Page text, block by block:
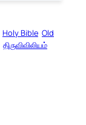
Holy Bible Old
திருவிவிலியம்